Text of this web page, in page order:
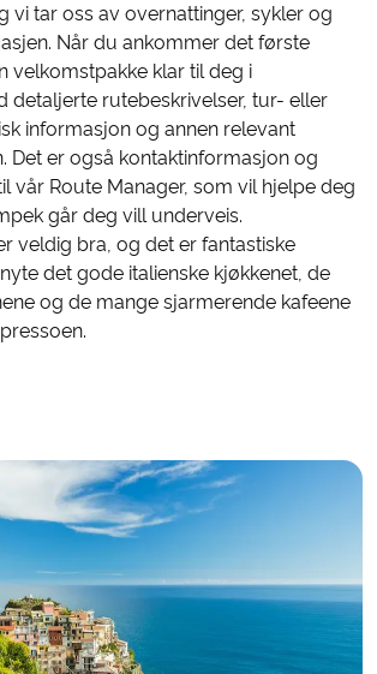
vi tar oss av overnattinger, sykler og
Når du ankommer det første
velkomstpakke klar til deg i
detaljerte rutebeskrivelser, tur- eller
informasjon og annen relevant
Det er også kontaktinformasjon og
vår Route Manager, som vil hjelpe deg
går deg vill underveis.
veldig bra, og det er fantastiske
det gode italienske kjøkkenet, de
og de mange sjarmerende kafeene